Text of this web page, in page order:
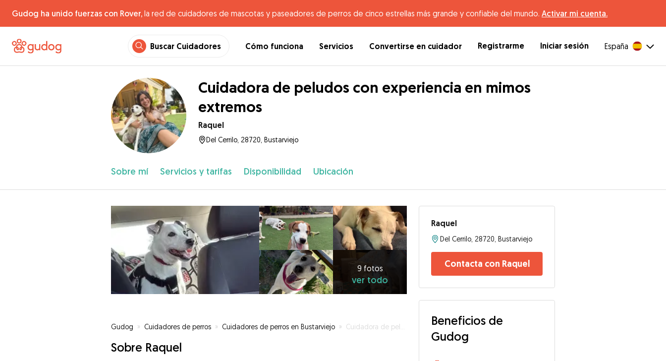
Gudog ha unido fuerzas con Rover, la red de cuidadores de mascotas y paseadores de perros de cinco estrellas más grande y confiable del mundo. Activar mi cuenta.
Buscar Cuidadores Cómo funciona Servicios Convertirse en cuidador Registrarme Iniciar sesión España
Cuidadora de peludos con experiencia en mimos
extremos
Raquel
Del Cerrilo, 28720, Bustarviejo
Sobre mí Servicios y tarifas Disponibilidad Ubicación
9 fotos
ver todo
Gudog » Cuidadores de perros » Cuidadores de perros en Bustarviejo » Cuidadora de peludos con experiencia en mimos extremos
Sobre Raquel
Raquel
Del Cerrilo, 28720, Bustarviejo
Contacta con Raquel
Beneficios de
Gudog